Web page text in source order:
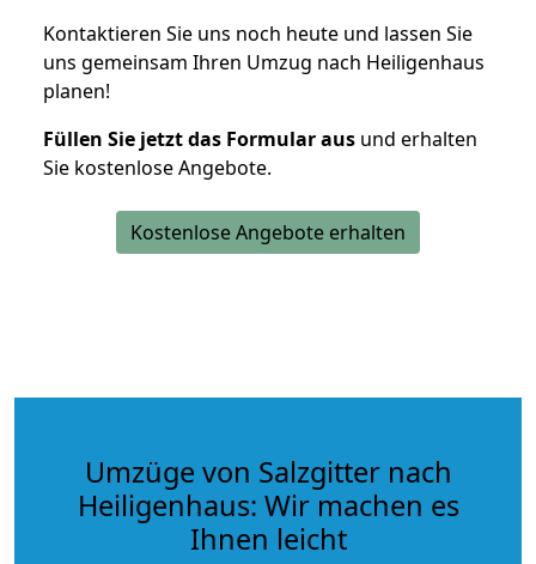
Kontaktieren Sie uns noch heute und lassen Sie
uns gemeinsam Ihren Umzug nach Heiligenhaus
planen!
Füllen Sie jetzt das Formular aus und erhalten
Sie kostenlose Angebote.
Kostenlose Angebote erhalten
Umzüge von Salzgitter nach
Heiligenhaus: Wir machen es
Ihnen leicht